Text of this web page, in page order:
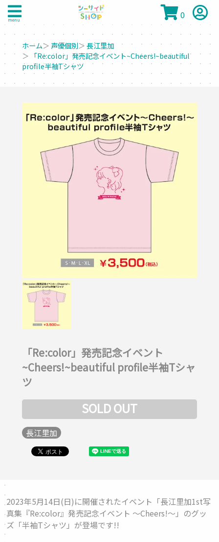
menu 0
ホーム＞ 声優個別＞長江里加
＞ 「Re:color」発売記念イベント~Cheers!~beautiful
profile半袖Tシャツ
「Re:color」発売記念イベント
~Cheers!~beautiful profile半袖Tシャ
ツ
SOLD OUT
長江里加
2023年5月14日(日)に開催されたイベント「長江里加1st写
真集『Re:color』発売記念イベント 〜Cheers!〜」のグッ
ズ「半袖Tシャツ 」が登場です!!